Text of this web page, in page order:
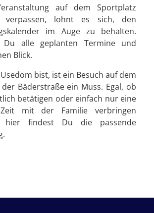
auf dem Sportplatz
verpassen, lohnt es sich, den
im Auge zu behalten.
alle geplanten Termine und
Blick.
bist, ist ein Besuch auf dem
Bäderstraße ein Muss. Egal, ob
betätigen oder einfach nur eine
mit der Familie verbringen
hier findest Du die passende